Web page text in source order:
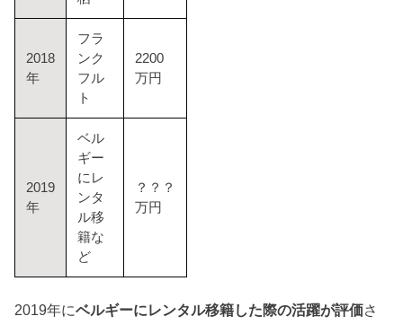
2018
年
フラ
ンク
フル
ト
2200
万円
2019
年
ベル
ギー
にレ
ンタ
ル移
籍な
ど
？？？
万円
2019年にベルギーにレンタル移籍した際の活躍が評価さ